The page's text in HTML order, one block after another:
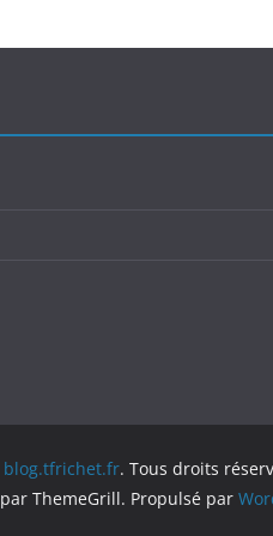
blog.tfrichet.fr. Tous droits
par ThemeGrill. Propulsé par